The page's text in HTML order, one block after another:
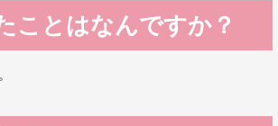
ことはなんですか？